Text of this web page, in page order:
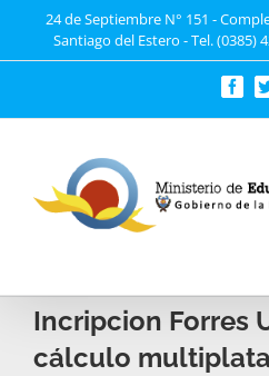
24 de Septiembre N° 151 -
Santiago del Estero - Tel. (0385)
Incripcion Forres
cálculo